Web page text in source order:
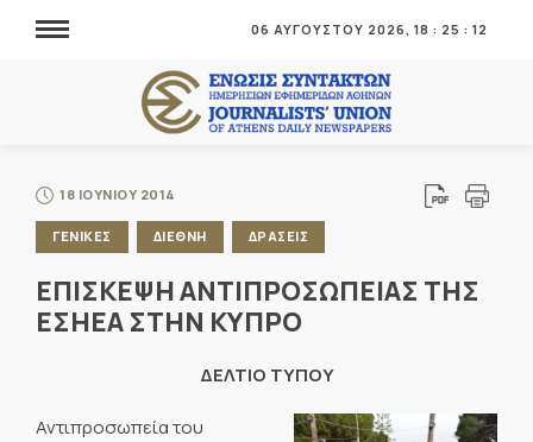
06 ΑΥΓΟΥΣΤΟΥ 2026, 18 : 25 : 12
18 ΙΟΥΝΙΟΥ 2014
ΓΕΝΙΚΕΣ ΔΙΕΘΝΗ ΔΡΑΣΕΙΣ
ΕΠΙΣΚΕΨΗ ΑΝΤΙΠΡΟΣΩΠΕΙΑΣ ΤΗΣ
ΕΣΗΕΑ ΣΤΗΝ ΚΥΠΡΟ
ΔΕΛΤΙΟ ΤΥΠΟΥ
Αντιπροσωπεία του